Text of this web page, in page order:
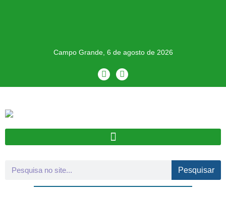
Campo Grande, 6 de agosto de 2026
Pesquisar